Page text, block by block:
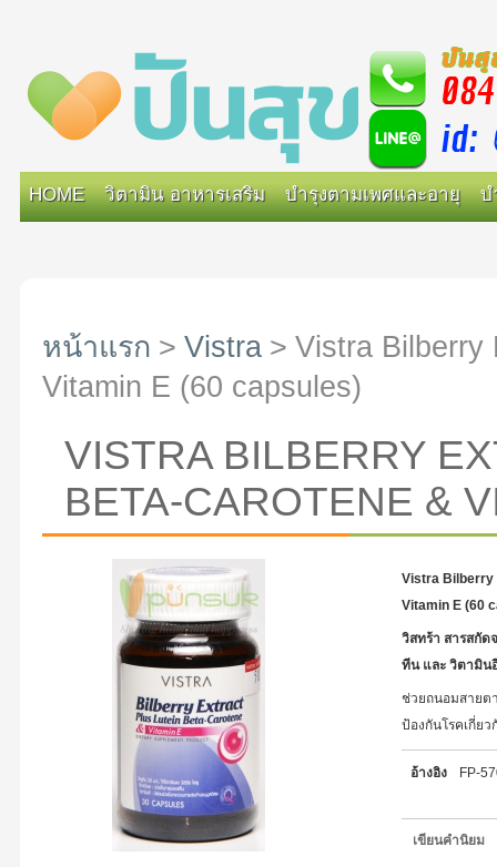
HOME วิตามิน อาหารเสริม บำรุงตามเพศและอายุ บ
หน้าแรก > Vistra > Vistra Bilberry
Vitamin E (60 capsules)
VISTRA BILBERRY
BETA-CAROTENE &
Vistra Bilberry
Vitamin E (60
วิสทร้า สารสกัด
ทีน และ วิตามิน
ช่วยถนอมสายต
ป้องกันโรคเกี่ย
อ้างอิง FP-
เขียนคำนิยม